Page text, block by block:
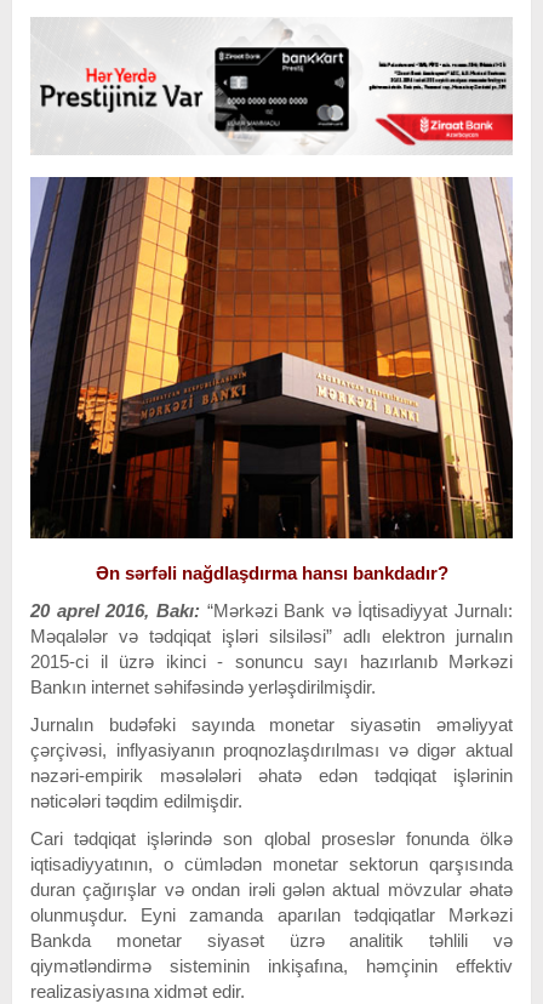
Ən sərfəli nağdlaşdırma hansı bankdadır?
20 aprel 2016, Bakı: “Mərkəzi Bank və İqtisadiyyat Jurnalı:
Məqalələr və tədqiqat işləri silsiləsi” adlı elektron jurnalın
2015-ci il üzrə ikinci - sonuncu sayı hazırlanıb Mərkəzi
Bankın internet səhifəsində yerləşdirilmişdir.
Jurnalın budəfəki sayında monetar siyasətin əməliyyat
çərçivəsi, inflyasiyanın proqnozlaşdırılması və digər aktual
nəzəri-empirik məsələləri əhatə edən tədqiqat işlərinin
nəticələri təqdim edilmişdir.
Cari tədqiqat işlərində son qlobal proseslər fonunda ölkə
iqtisadiyyatının, o cümlədən monetar sektorun qarşısında
duran çağırışlar və ondan irəli gələn aktual mövzular əhatə
olunmuşdur. Eyni zamanda aparılan tədqiqatlar Mərkəzi
Bankda monetar siyasət üzrə analitik təhlili və
qiymətləndirmə sisteminin inkişafına, həmçinin effektiv
realizasiyasına xidmət edir.